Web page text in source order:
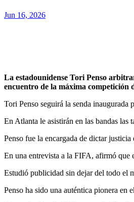
Jun 16, 2026
La estadounidense Tori Penso arbitrará el jueves el partido del grupo A del Mundial 2026 entre República Checa y Sudáfrica, en Atlanta, con lo que se convertirá en la segunda mujer en dirigir un
encuentro de la máxima competición
Tori Penso seguirá la senda
En Atlanta le asistirán en las bandas
Penso fue la encargada de dictar
En una entrevista a la FIFA, afirmó que
Estudió publicidad sin dejar del todo el
Penso ha sido una auténtica pionera en